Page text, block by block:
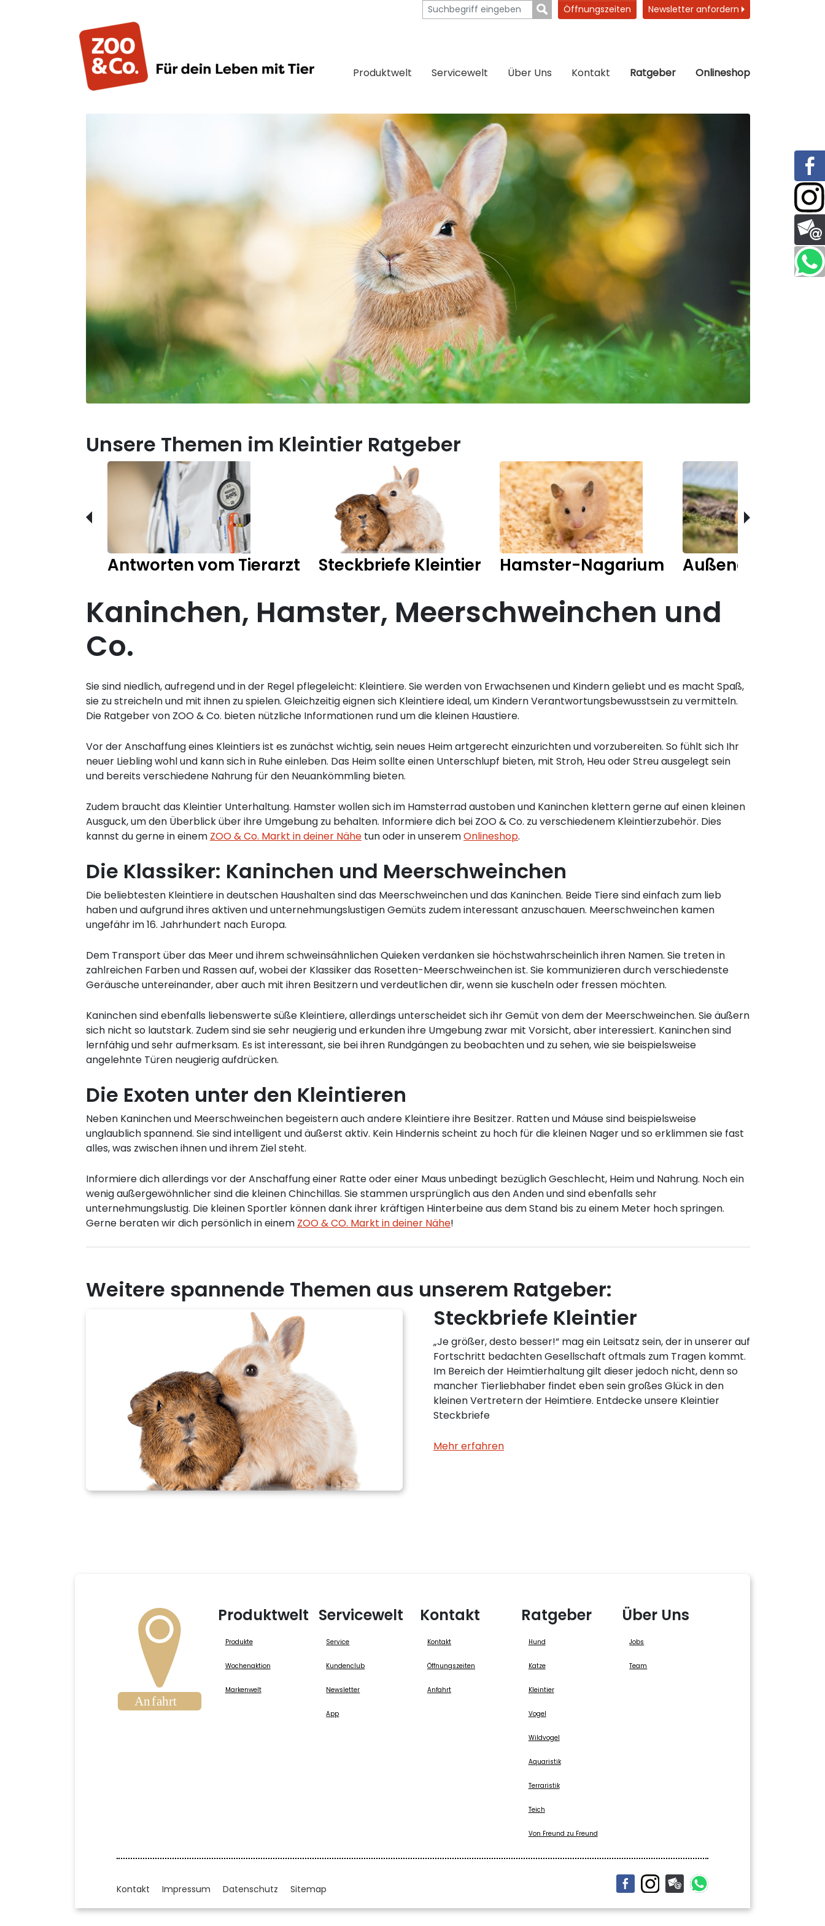
Öffnungszeiten Newsletter anfordern
Produktwelt Servicewelt Über Uns Kontakt Ratgeber Onlineshop
Unsere Themen im Kleintier Ratgeber
Antworten vom Tierarzt Steckbriefe Kleintier Hamster-Nagarium Außengehege
Kaninchen, Hamster, Meerschweinchen und
Co.
Sie sind niedlich, aufregend und in der Regel pflegeleicht: Kleintiere. Sie werden von Erwachsenen und Kindern geliebt und es macht Spaß,
sie zu streicheln und mit ihnen zu spielen. Gleichzeitig eignen sich Kleintiere ideal, um Kindern Verantwortungsbewusstsein zu vermitteln.
Die Ratgeber von ZOO & Co. bieten nützliche Informationen rund um die kleinen Haustiere.
Vor der Anschaffung eines Kleintiers ist es zunächst wichtig, sein neues Heim artgerecht einzurichten und vorzubereiten. So fühlt sich Ihr
neuer Liebling wohl und kann sich in Ruhe einleben. Das Heim sollte einen Unterschlupf bieten, mit Stroh, Heu oder Streu ausgelegt sein
und bereits verschiedene Nahrung für den Neuankömmling bieten.
Zudem braucht das Kleintier Unterhaltung. Hamster wollen sich im Hamsterrad austoben und Kaninchen klettern gerne auf einen kleinen
Ausguck, um den Überblick über ihre Umgebung zu behalten. Informiere dich bei ZOO & Co. zu verschiedenem Kleintierzubehör. Dies
kannst du gerne in einem ZOO & Co. Markt in deiner Nähe tun oder in unseremOnlineshop.
Die Klassiker: Kaninchen und Meerschweinchen
Die beliebtesten Kleintiere in deutschen Haushalten sind das Meerschweinchen und das Kaninchen. Beide Tiere sind einfach zum lieb
haben und aufgrund ihres aktiven und unternehmungslustigen Gemüts zudem interessant anzuschauen. Meerschweinchen kamen
ungefähr im 16. Jahrhundert nach Europa.
Dem Transport über das Meer und ihrem schweinsähnlichen Quieken verdanken sie höchstwahrscheinlich ihren Namen. Sie treten in
zahlreichen Farben und Rassen auf, wobei der Klassiker das Rosetten-Meerschweinchen ist. Sie kommunizieren durch verschiedenste
Geräusche untereinander, aber auch mit ihren Besitzern und verdeutlichen dir, wenn sie kuscheln oder fressen möchten.
Kaninchen sind ebenfalls liebenswerte süße Kleintiere, allerdings unterscheidet sich ihr Gemüt von dem der Meerschweinchen. Sie äußern
sich nicht so lautstark. Zudem sind sie sehr neugierig und erkunden ihre Umgebung zwar mit Vorsicht, aber interessiert. Kaninchen sind
lernfähig und sehr aufmerksam. Es ist interessant, sie bei ihren Rundgängen zu beobachten und zu sehen, wie sie beispielsweise
angelehnte Türen neugierig aufdrücken.
Die Exoten unter den Kleintieren
Neben Kaninchen und Meerschweinchen begeistern auch andere Kleintiere ihre Besitzer. Ratten und Mäuse sind beispielsweise
unglaublich spannend. Sie sind intelligent und äußerst aktiv. Kein Hindernis scheint zu hoch für die kleinen Nager und so erklimmen sie fast
alles, was zwischen ihnen und ihrem Ziel steht.
Informiere dich allerdings vor der Anschaffung einer Ratte oder einer Maus unbedingt bezüglich Geschlecht, Heim und Nahrung. Noch ein
wenig außergewöhnlicher sind die kleinen Chinchillas. Sie stammen ursprünglich aus den Anden und sind ebenfalls sehr
unternehmungslustig. Die kleinen Sportler können dank ihrer kräftigen Hinterbeine aus dem Stand bis zu einem Meter hoch springen.
Gerne beraten wir dich persönlich in einem ZOO & CO. Markt in deiner Nähe!
Weitere spannende Themen aus unserem Ratgeber:
Steckbriefe Kleintier
„Je größer, desto besser!“ mag ein Leitsatz sein, der in unserer auf
Fortschritt bedachten Gesellschaft oftmals zum Tragen kommt.
Im Bereich der Heimtierhaltung gilt dieser jedoch nicht, denn so
mancher Tierliebhaber findet eben sein großes Glück in den
kleinen Vertretern der Heimtiere. Entdecke unsere Kleintier
Steckbriefe
Mehr erfahren
Produktwelt
Produkte
Wochenaktion
Markenwelt
Servicewelt
Service
Kundenclub
Newsletter
App
Kontakt
Kontakt
Öffnungszeiten
Anfahrt
Ratgeber
Hund
Katze
Kleintier
Vogel
Wildvogel
Aquaristik
Terraristik
Teich
Von Freund zu Freund
Über Uns
Jobs
Team
Kontakt Impressum Datenschutz Sitemap